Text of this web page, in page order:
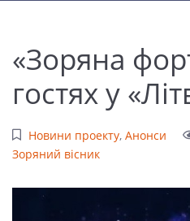
«Зоряна
гостях у
Новини проекту, Анонси
Зоряний вісник